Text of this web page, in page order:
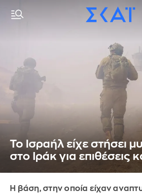
Το Ισραήλ είχε στήσει
στο Ιράκ για επιθέσεις
Η βάση, στην οποία είχαν